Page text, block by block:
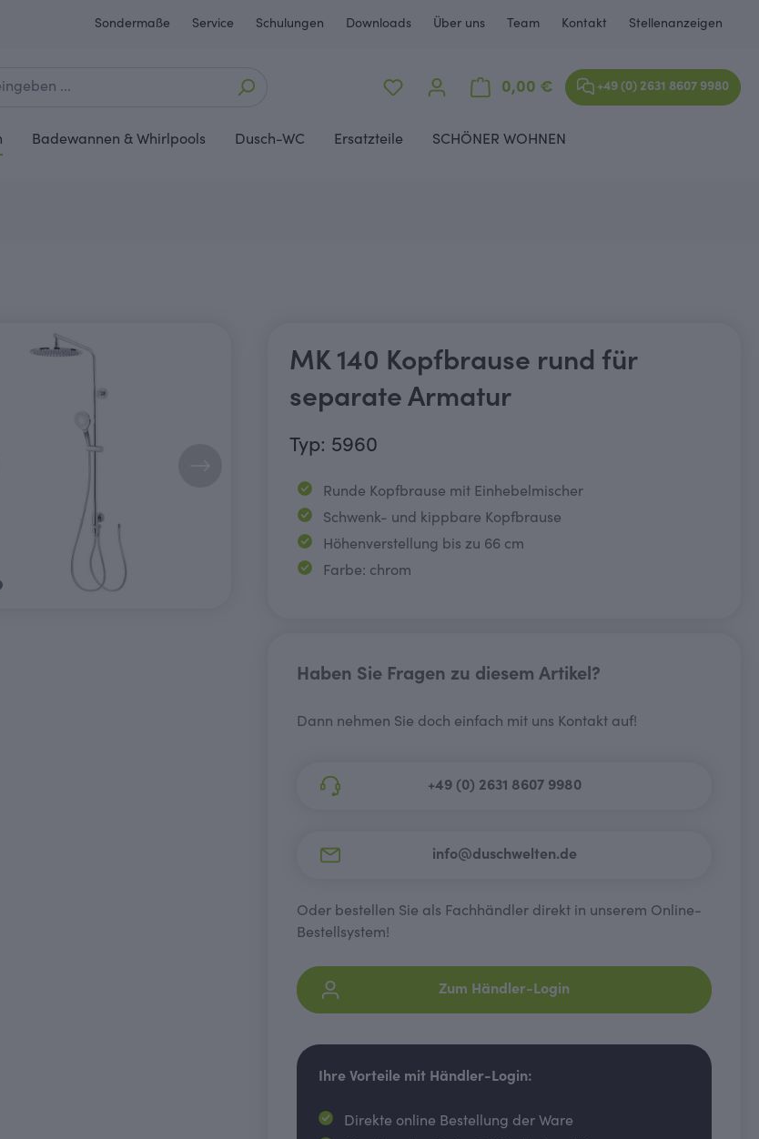
Sondermaße Service Schulungen Downloads Über uns Team Kontakt Stellenanzeigen
0,00 €Warenkorb enthält 0
+49 (0) 2631 8607 9980
Badewannen & Whirlpools Dusch-WC Ersatzteile SCHÖNER WOHNEN
MK 140 Kopfbrause rund für
separate Armatur
Typ: 5960
Runde Kopfbrause mit Einhebelmischer
Schwenk- und kippbare Kopfbrause
Höhenverstellung bis zu 66 cm
Farbe: chrom
Haben Sie Fragen zu diesem Artikel?
Dann nehmen Sie doch einfach mit uns Kontakt auf!
+49 (0) 2631 8607 9980
info@duschwelten.de
Oder bestellen Sie als Fachhändler direkt in unserem Online-
Bestellsystem!
Zum Händler-Login
Ihre Vorteile mit Händler-Login:
Direkte online Bestellung der Ware